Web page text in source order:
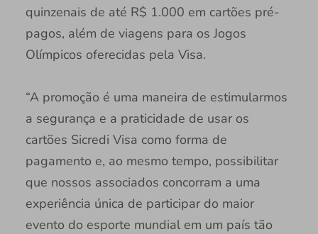
quinzenais de até R$ 1.000 em cartões pré-
pagos, além de viagens para os Jogos
Olímpicos oferecidas pela Visa.
“A promoção é uma maneira de estimularmos
a segurança e a praticidade de usar os
cartões Sicredi Visa como forma de
pagamento e, ao mesmo tempo, possibilitar
que nossos associados concorram a uma
experiência única de participar do maior
evento do esporte mundial em um país tão